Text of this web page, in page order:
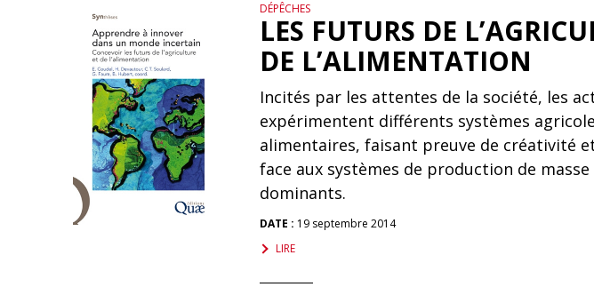
DÉPÊCHES
LES FUTURS DE
DE L’ALIMENTATION
Incités par les attentes de la société, les
expérimentent différents systèmes
alimentaires, faisant preuve de créativité
face aux systèmes de production de
dominants.
DATE : 19 septembre 2014
LIRE